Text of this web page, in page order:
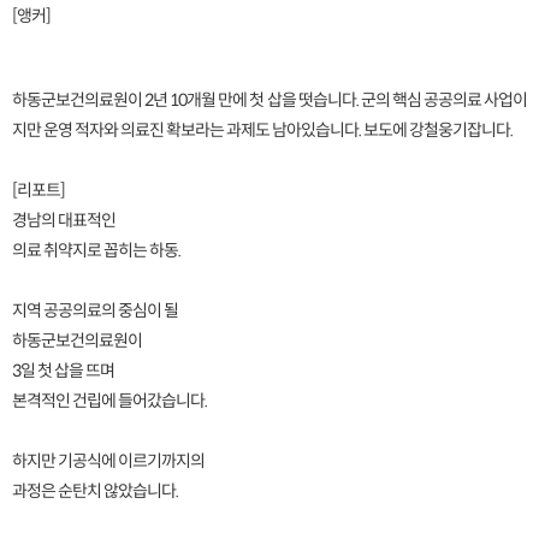
[앵커]
하동군보건의료원이 2년 10개월 만에 첫 삽을 떳습니다. 군의 핵심 공공의료 사업이
지만 운영 적자와 의료진 확보라는 과제도 남아있습니다. 보도에 강철웅기잡니다.
[리포트]
경남의 대표적인
의료 취약지로 꼽히는 하동.
지역 공공의료의 중심이 될
하동군보건의료원이
3일 첫 삽을 뜨며
본격적인 건립에 들어갔습니다.
하지만 기공식에 이르기까지의
과정은 순탄치 않았습니다.